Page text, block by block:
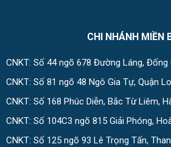
CHI NHÁNH MIỀN
CNKT: Số 44 ngõ 678 Đường Láng, Đống
CNKT: Số 81 ngõ 48 Ngô Gia Tự, Quận
CNKT: Số 168 Phúc Diễn, Bắc Từ Liêm,
CNKT: Số 104C3 ngõ 815 Giải Phóng,
CNKT: Số 125 ngõ 93 Lê Trọng Tấn,